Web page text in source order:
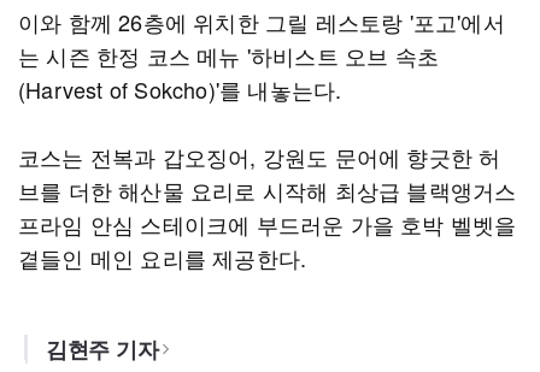
이와 함께 26층에 위치한 그릴 레스토랑 '포고'에서
는 시즌 한정 코스 메뉴 '하비스트 오브 속초
(Harvest of Sokcho)'를 내놓는다.
코스는 전복과 갑오징어, 강원도 문어에 향긋한 허
브를 더한 해산물 요리로 시작해 최상급 블랙앵거스
프라임 안심 스테이크에 부드러운 가을 호박 벨벳을
곁들인 메인 요리를 제공한다.
김현주 기자